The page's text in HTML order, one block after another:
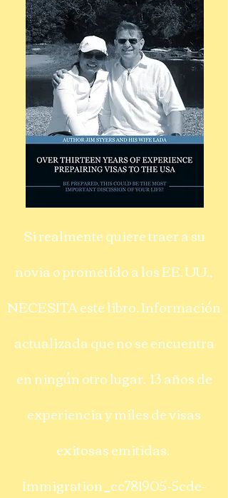
Si realmente quiere traer a su
novia o prometido a los EE. UU.,
NECESITA este libro. Información
actualizada que no se encuentra
en ningún otro lugar. 13 años de
experiencia y miles de visas
exitosas emitidas.
Immigration_cc781905-5cde-